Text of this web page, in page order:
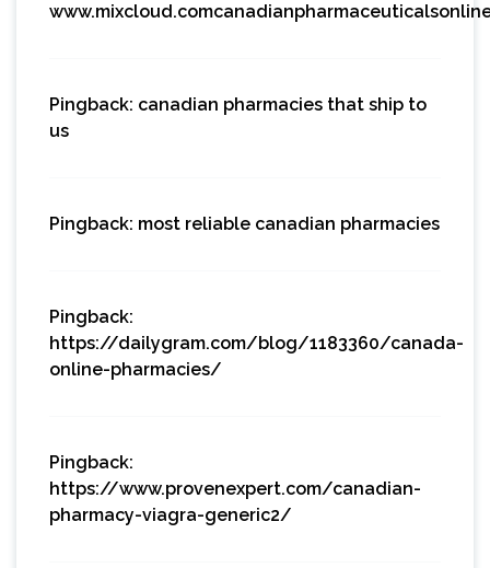
Pingback: canadian pharmacies that ship to
us
Pingback: most reliable canadian pharmacies
Pingback:
https://dailygram.com/blog/1183360/canada-
online-pharmacies/
Pingback:
https://www.provenexpert.com/canadian-
pharmacy-viagra-generic2/